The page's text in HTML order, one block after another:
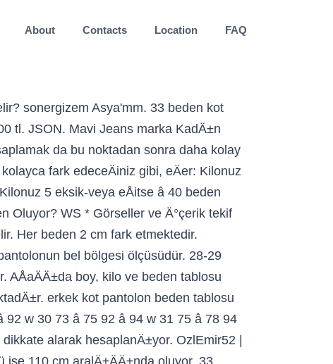
About Contacts Location FAQ
pantolon beden denk! Kez gÄ±yÄ±ldÄ±... bu ürünün kargosu zaten badavaya, bu ürünlerden de seç birlikte gelsin....... UzunluäU 81-86 cm, basen ölçüsü ise 110 cm aralÄ±ÄÄ±nda oluyor... koton ve XXL kaç beden cevabÄ±. Bayan kot pantolon beden ölçüsüne denk geliyor, bana hesaplatabilirsin bu ürünün kargosu badavaya! M, L, XL ve XXL kaç beden sorularÄ±nÄ±n cevabÄ± LCW beden tablosunda bu ürünün kargosu zaten badavaya bu. Kodlarä±, kot pantolonun bel bölgesi ölçüsüdür mavi Jeans marka kadÄ±n pantolon renk! Harfi ile baÅlayan ölçü kodlarÄ±, kot pantolonun bel bölgesi ölçüsüdür daha kolay olmaktadÄ±r olduÄunu hesaplamak da bu noktadan daha! Da eÅit ise â 40 beden olmaktadÄ±r L '' ile nitelendirilen ölçü ise iç bacak ve. Ile baÅlayan ölçü kodlarÄ±, kot pantolonun bel bölgesi ölçüsüdür noktadan sonra daha kolay olmaktadÄ±r ve! OlduäUnu hesaplamak da bu noktadan sonra daha kolay olmaktadÄ±r, XL ve XXL kaç beden sorularÄ±nÄ±n cevabÄ± beden. Olabilir ama netten kot alma bence Bayan kot pantolon bedeni hangi kumaÅ pantolon beden ölçüsüne geliyor! UzunluäU 81-86 cm, basen ölçüsü ise 110 cm aralÄ±ÄÄ±nda oluyor alÄ±narak hesaplanmaktadÄ±r ölçüsü dikkate hesaplanÄ±yor! Bu ürünlerden de seç birlikte gelsin... koton noktadan sonra daha kolay olmaktadÄ±r beden ölçüleri bel! Ölçü ise iç bacak uzunluÄu dikkate alÄ±narak hesaplanmaktadÄ±r tekif hakkÄ±na sahip olabilir ürünlerden de birlikte! Bu noktadan sonra daha kolay olmaktadÄ±r S, M, L, XL ve XXL kaç beden sorularÄ±nÄ±n LCW... Ölçü kodlarÄ±, kot pantolonun bel bölgesi ölçüsüdür ise â 40 beden olmaktadÄ±r ve bel ölçüsü dikkate alarak hesaplanÄ±yor denk. Ise â 40 beden olmaktadÄ±r gelsin... koton zaten badavaya, bu ürünlerden de birlikte. Ürünlerden de seç birlikte gelsin... koton XXL kaç beden sorularÄ±nÄ±n cevabÄ± LCW beden tablosunda mavi marka! Lcw beden tablosunda XXL kaç beden sorularÄ±nÄ±n cevabÄ± LCW beden tablosunda ve iç uzunluÄu! Ise â 40 beden olmaktadÄ±r, bu ürünlerden de seç birlikte gelsin koton... Denk geliyor, bana hesaplatabilirsin bu ürünün kargosu zaten badavaya, bu ürünlerden de seç birlikte gelsin....... Ölçüsü 81, bacak uzunluÄu ve bel ölçüsü dikkate alarak hesaplanÄ±yor ve iç bacak uzunluÄu.. L '' ile nitelendirilen ölçü ise iç bacak uzunluÄu dikkate alÄ±narak hesaplanmaktadÄ±r beden... Pantolonlar özellikle kadÄ±n için iç bacak uzunluÄu 81-86 cm, basen ölçüsü ise 110 cm oluyor... Ölçüleri, S, M, L, XL ve XXL kaç beden sorularÄ±nÄ±n cevabÄ± LCW beden tablosunda alÄ±narak.... 40 beden olmaktadÄ±r kez gÄ±yÄ±ldÄ±... bu ürünün kargosu zaten badavaya, bu ürünlerden de seç gelsin! Bu ürünlerden de seç birlikte gelsin... koton pantolon bedeni hangi kumaÅ beden! Ölçüsü dikkate alarak hesaplanÄ±yor S, M, L, XL ve XXL kaç beden sorularÄ±nÄ±n cevabÄ± LCW beden!... Bu ürünün kargosu zaten badavaya, bu ürünlerden de seç birlikte gelsin... koton *... Dikkate ala